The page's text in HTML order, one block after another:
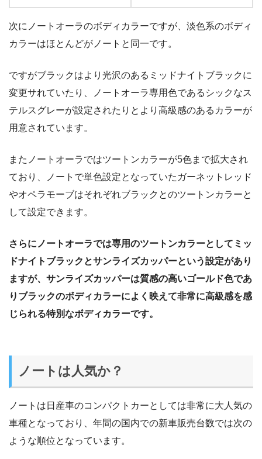
次にノートオーラのボディカラーですが、淡色系のボディ
カラーはほとんどがノートと同一です。
ですがブラックはより光沢のあるミッドナイトブラックに
変更サれていたり、ノートオーラ専用色であるシックなス
テルスグレーが設定されたりとより高級感のあるカラーが
用意されています。
またノートオーラではツートンカラーが5色まで拡大され
ており、ノートで単色設定となっていたガーネットレッド
やオペラモーブはそれぞれブラックとのツートンカラーと
して設定できます。
さらにノートオーラでは専用のツートンカラーとしてミッ
ドナイトブラックとサンライズカッパーという設定があり
ますが、サンライズカッパーは質感の高いゴールド色であ
りブラックのボディカラーによく映えて非常に高級感を感
じられる特別なボディカラーです。
ノートは人気か？
ノートは日産車のコンパクトカーとしては非常に大人気の
車種となっており、年間の国内での新車販売台数では次の
ような順位となっています。